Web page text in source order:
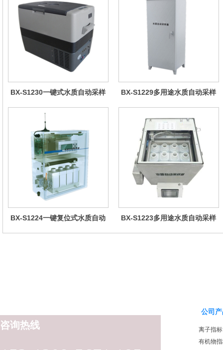
BX-S1230一键式水质自动采样
BX-S1229多用途水质自动采样
BX-S1224一键复位式水质自动
BX-S1223多用途水质自动采样
咨询热线
公司
离子指标
有机物